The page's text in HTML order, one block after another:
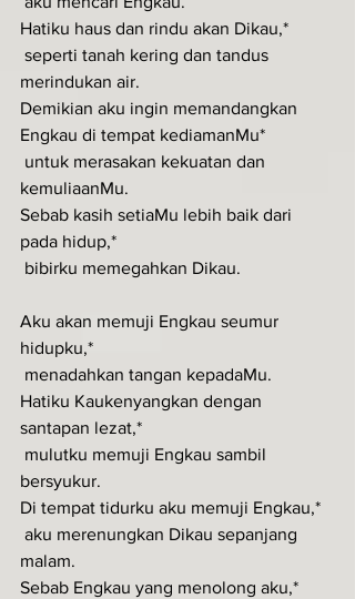
Hatiku haus dan rindu akan Dikau,*
merindukan air.
Demikian aku ingin memandangkan
Engkau di tempat kediamanMu*
kemuliaanMu.
Sebab kasih setiaMu lebih baik dari
pada hidup,*
bibirku memegahkan Dikau.
Aku akan memuji Engkau seumur
hidupku,*
menadahkan tangan kepadaMu.
Hatiku Kaukenyangkan dengan
santapan lezat,*
bersyukur.
Di tempat tidurku aku memuji Engkau,*
malam.
Sebab Engkau yang menolong aku,*